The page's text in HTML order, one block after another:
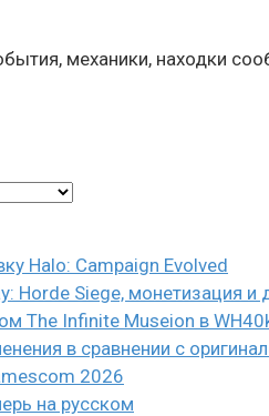
механики, находки
Halo: Campaign Evolved
Horde Siege, монетизация и
The Infinite Museion в
в сравнении с
2026
на русском